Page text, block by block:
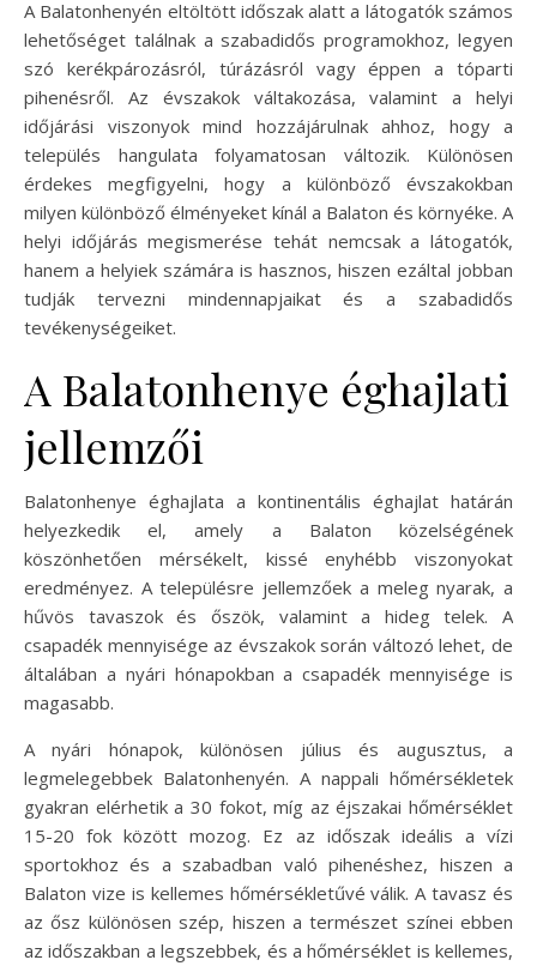
A Balatonhenyén eltöltött időszak alatt a látogatók számos
lehetőséget találnak a szabadidős programokhoz, legyen
szó kerékpározásról, túrázásról vagy éppen a tóparti
pihenésről. Az évszakok váltakozása, valamint a helyi
időjárási viszonyok mind hozzájárulnak ahhoz, hogy a
település hangulata folyamatosan változik. Különösen
érdekes megfigyelni, hogy a különböző évszakokban
milyen különböző élményeket kínál a Balaton és környéke. A
helyi időjárás megismerése tehát nemcsak a látogatók,
hanem a helyiek számára is hasznos, hiszen ezáltal jobban
tudják tervezni mindennapjaikat és a szabadidős
tevékenységeiket.
A Balatonhenye éghajlati
jellemzői
Balatonhenye éghajlata a kontinentális éghajlat határán
helyezkedik el, amely a Balaton közelségének
köszönhetően mérsékelt, kissé enyhébb viszonyokat
eredményez. A településre jellemzőek a meleg nyarak, a
hűvös tavaszok és őszök, valamint a hideg telek. A
csapadék mennyisége az évszakok során változó lehet, de
általában a nyári hónapokban a csapadék mennyisége is
magasabb.
A nyári hónapok, különösen július és augusztus, a
legmelegebbek Balatonhenyén. A nappali hőmérsékletek
gyakran elérhetik a 30 fokot, míg az éjszakai hőmérséklet
15-20 fok között mozog. Ez az időszak ideális a vízi
sportokhoz és a szabadban való pihenéshez, hiszen a
Balaton vize is kellemes hőmérsékletűvé válik. A tavasz és
az ősz különösen szép, hiszen a természet színei ebben
az időszakban a legszebbek, és a hőmérséklet is kellemes,